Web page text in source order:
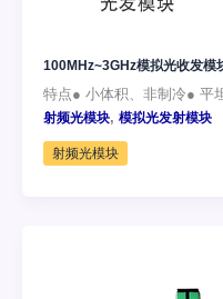
100MHz~3GHz模拟光收发模
特点● 小体积、非制冷● 平
射频光模块, 模拟光发射模块
射频光模块